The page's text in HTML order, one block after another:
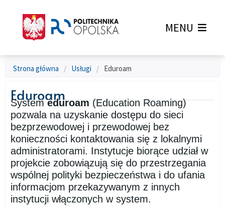
MENU
Strona główna / Usługi / Eduroam
Eduroam
Systemeduroam(Education Roaming)
pozwala na uzyskanie dostępu do sieci
bezprzewodowej i przewodowej bez
konieczności kontaktowania się z lokalnymi
administratorami. Instytucje biorące udział w
projekcie zobowiązują się do przestrzegania
wspólnej polityki bezpieczeństwa i do ufania
informacjom przekazywanym z innych
instytucji włączonych w system.